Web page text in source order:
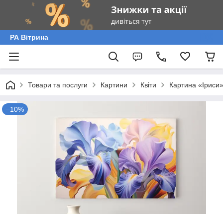
РА Вітрина
Товари та послуги Картини Квіти Картина
–10%